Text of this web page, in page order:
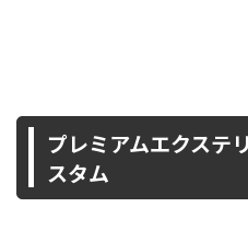
プレミアムエクステ
スタム